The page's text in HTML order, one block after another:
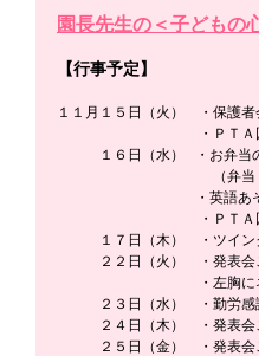
園長先生の＜子どもの
【行事予定】
１１月１５日（火）　・保護者
・ＰＴＡ図書
１６日（水）   ・お弁当
（弁当・水筒・手拭
・英語あそび（
・ＰＴＡ図書貸出
１７日（木）　・ツインク
２２日（火）　・発表会ご
・左胸にネーム着用で
２３日（水）　・勤労感
２４日（木）　・発表会
２５日（金）　・発表会